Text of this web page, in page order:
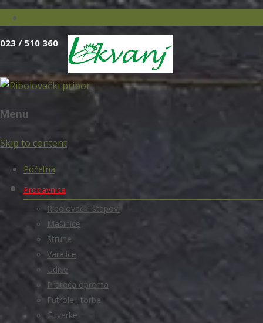
023 / 510 360
Menu
Skip to content
Početna
Prodavnica
Ribolovački štapovi
Mašinice
Strune
Varalice
Udice
Prateća oprema
Futrole i torbe
Čuvarke